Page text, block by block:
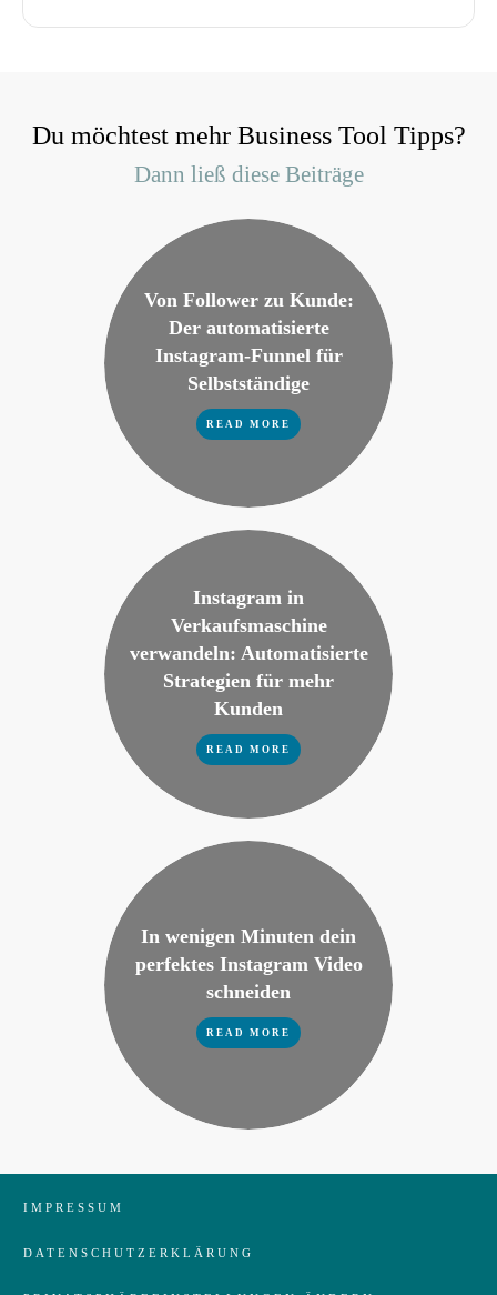
Du möchtest mehr Business Tool Tipps?
Dann ließ diese Beiträge
Von Follower zu Kunde:
Der automatisierte
Instagram-Funnel für
Selbstständige
READ MORE
Instagram in
Verkaufsmaschine
verwandeln: Automatisierte
Strategien für mehr
Kunden
READ MORE
In wenigen Minuten dein
perfektes Instagram Video
schneiden
READ MORE
IMPRESSUM
DATENSCHUTZERKLÄRUNG